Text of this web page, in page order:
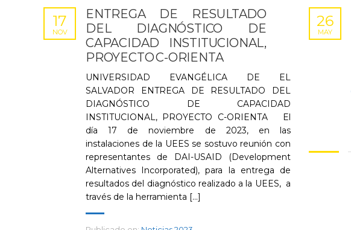
ENTREGA DE RESULTADO
DEL DIAGNÓSTICO DE
CAPACIDAD INSTITUCIONAL,
PROYECTO C-ORIENTA
17
NOV
UNIVERSIDAD EVANGÉLICA DE EL
SALVADOR ENTREGA DE RESULTADO DEL
DIAGNÓSTICO DE CAPACIDAD
INSTITUCIONAL, PROYECTO C-ORIENTA El
día 17 de noviembre de 2023, en las
instalaciones de la UEES se sostuvo reunión con
representantes de DAI-USAID (Development
Alternatives Incorporated), para la entrega de
resultados del diagnóstico realizado a la UEES, a
través de la herramienta [...]
26
MAY